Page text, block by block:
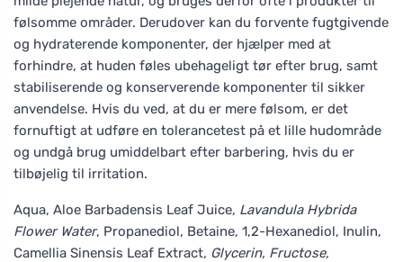
følsomme områder. Derudover kan du forvente fugtgivende
og hydraterende komponenter, der hjælper med at
forhindre, at huden føles ubehageligt tør efter brug, samt
stabiliserende og konserverende komponenter til sikker
anvendelse. Hvis du ved, at du er mere følsom, er det
fornuftigt at udføre en tolerancetest på et lille hudområde
og undgå brug umiddelbart efter barbering, hvis du er
tilbøjelig til irritation.
Aqua, Aloe Barbadensis Leaf Juice, Lavandula Hybrida
Flower Water, Propanediol, Betaine, 1,2-Hexanediol, Inulin,
Camellia Sinensis Leaf Extract, Glycerin, Fructose,